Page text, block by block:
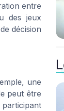
entre
des jeux
décision
une
peut être
participant